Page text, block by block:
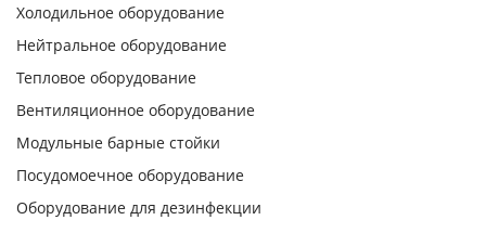
Холодильное оборудование
Нейтральное оборудование
Тепловое оборудование
Вентиляционное оборудование
Модульные барные стойки
Посудомоечное оборудование
Оборудование для дезинфекции